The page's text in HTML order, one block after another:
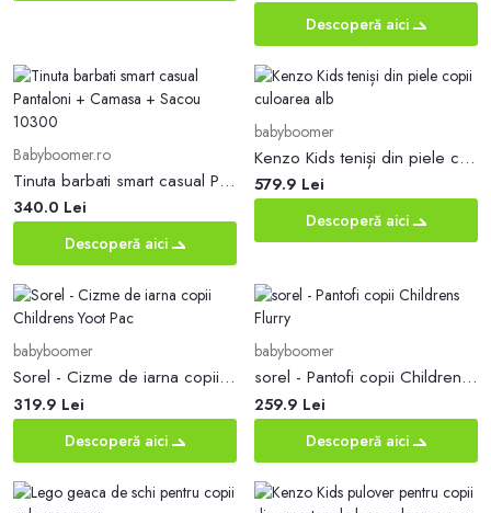
Descoperă aici
Babyboomer.ro
Tinuta barbati smart casual Pantaloni + Camasa + Sacou 10300
340.0 Lei
Descoperă aici
babyboomer
Kenzo Kids teniși din piele copii culoarea alb
579.9 Lei
Descoperă aici
babyboomer
Sorel - Cizme de iarna copii Childrens Yoot Pac
319.9 Lei
Descoperă aici
babyboomer
sorel - Pantofi copii Childrens Flurry
259.9 Lei
Descoperă aici